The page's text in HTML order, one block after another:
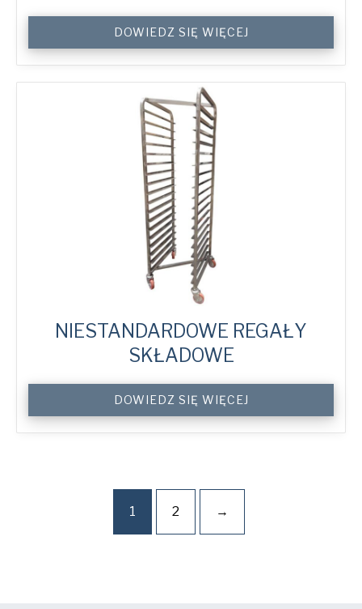
Racks
quantity
DOWIEDZ SIĘ WIĘCEJ
NIESTANDARDOWE REGAŁY
SKŁADOWE
Racks
quantity
DOWIEDZ SIĘ WIĘCEJ
1 2 →